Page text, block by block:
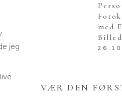
jeg
med
VÆR DEN